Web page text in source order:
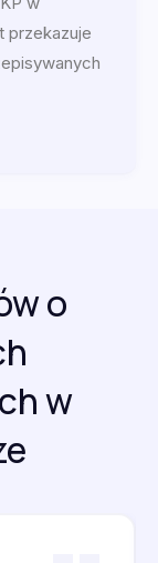
przekazuje
o
w